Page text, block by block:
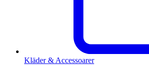
Kläder & Accessoarer